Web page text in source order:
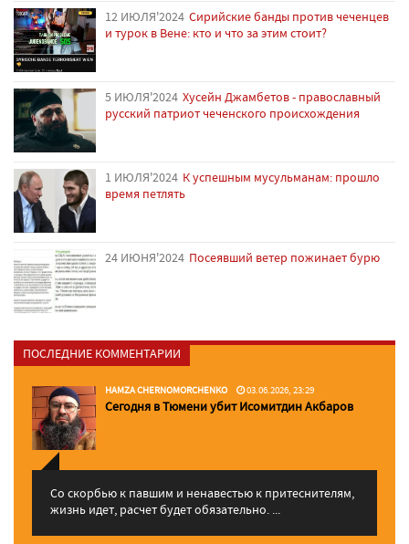
12 ИЮЛЯ'2024 Сирийские банды против чеченцев
и турок в Вене: кто и что за этим стоит?
5 ИЮЛЯ'2024 Хусейн Джамбетов - православный
русский патриот чеченского происхождения
1 ИЮЛЯ'2024 К успешным мусульманам: прошло
время петлять
24 ИЮНЯ'2024 Посеявший ветер пожинает бурю
ПОСЛЕДНИЕ КОММЕНТАРИИ
HAMZA CHERNOMORCHENKO 03.06.2026, 23:29
Сегодня в Тюмени убит Исомитдин Акбаров
Со скорбью к павшим и ненавестью к притеснителям,
жизнь идет, расчет будет обязательно. ...